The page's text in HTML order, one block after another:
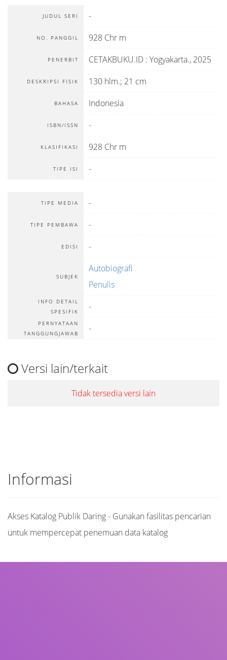
JUDUL SERI -
NO. PANGGIL 928 Chr m
PENERBIT CETAKBUKU.ID : Yogyakarta., 2025
DESKRIPSI FISIK 130 hlm.; 21 cm
BAHASA Indonesia
ISBN/ISSN -
KLASIFIKASI 928 Chr m
TIPE ISI -
TIPE MEDIA -
TIPE PEMBAWA -
EDISI -
SUBJEK
Autobiografi
Penulis
INFO DETAIL
SPESIFIK
-
PERNYATAAN
TANGGUNGJAWAB
-
Versi lain/terkait
Tidak tersedia versi lain
Informasi
Akses Katalog Publik Daring - Gunakan fasilitas pencarian
untuk mempercepat penemuan data katalog